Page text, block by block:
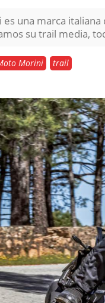
una marca italiana
su trail media,
Morini trail